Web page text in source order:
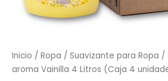
Inicio / Ropa / Suavizante para Ropa /
aroma Vainilla 4 Litros (Caja 4